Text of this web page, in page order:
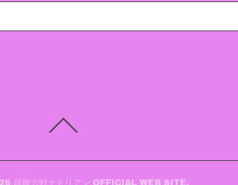
超能力戦士ドリアン OFFICIAL WEB SITE.